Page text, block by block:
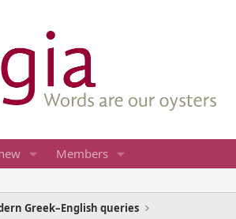
Members
Greek–English queries